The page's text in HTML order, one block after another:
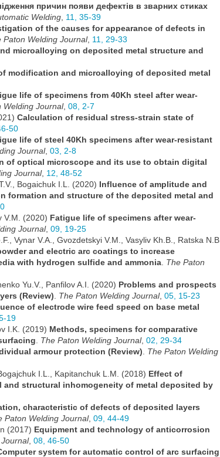
причин появи дефектів в зварних стиках
Welding 11, 35-39
of the causes for appearance of defects in
Paton Welding Journal, 11, 29-33
microalloying on deposited metal structure and
modification and microalloying of deposited metal
life of specimens from 40Kh steel after wear-
Welding Journal, 08, 2-7
Calculation of residual stress-strain state of
50
life of steel 40Kh specimens after wear-resistant
Journal, 03, 2-8
of optical microscope and its use to obtain digital
Journal, 12, 48-52
Bogaichuk I.L. (2020) Influence of amplitude and
formation and structure of the deposited metal and
V.M. (2020) Fatigue life of specimens after wear-
Journal, 09, 19-25
Vynar V.A., Gvozdetskyi V.M., Vasyliv Kh.B., Ratska N.B.,
and electric arc coatings to increase
with hydrogen sulfide and ammonia The Paton
Yu.V., Panfilov A.I. (2020) Problems and prospects
(Review)
The Paton Welding Journal, 05, 15-23
of electrode wire feed speed on base metal
19
I.K. (2019) Methods, specimens for comparative
The Paton Welding Journal, 02, 29-34
armour protection (Review)
The Paton Welding
I.L., Kapitanchuk L.M. (2018) Effect of
structural inhomogeneity of metal deposited by
characteristic of defects of deposited layers
Paton Welding Journal, 09, 44-49
(2017) Equipment and technology of anticorrosion
, 08, 46-50
system for automatic control of arc surfacing